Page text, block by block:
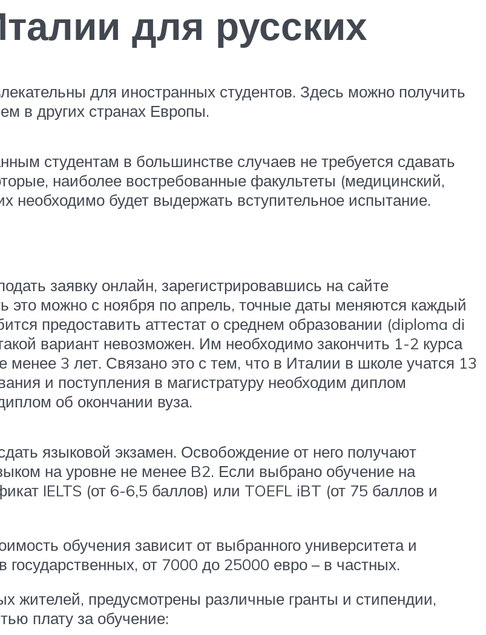
для русских
для иностранных студентов. Здесь можно получить
в других странах Европы.
студентам в большинстве случаев не требуется сдавать
наиболее востребованные факультеты (медицинский,
необходимо будет выдержать вступительное испытание.
заявку онлайн, зарегистрировавшись на сайте
это можно с ноября по апрель, точные даты меняются каждый
предоставить аттестат о среднем образовании (diploma di
вариант невозможен. Им необходимо закончить 1-2 курса
менее 3 лет. Связано это с тем, что в Италии в школе учатся 13
и поступления в магистратуру необходим диплом
об окончании вуза.
языковой экзамен. Освобождение от него получают
на уровне не менее B2. Если выбрано обучение на
IELTS (от 6-6,5 баллов) или TOEFL iBT (от 75 баллов и
обучения зависит от выбранного университета и
от 7000 до 25000 евро – в частных.
жителей, предусмотрены различные гранты и стипендии,
плату за обучение: